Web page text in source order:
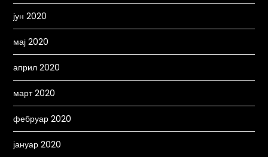
јун 2020
мај 2020
април 2020
март 2020
фебруар 2020
јануар 2020